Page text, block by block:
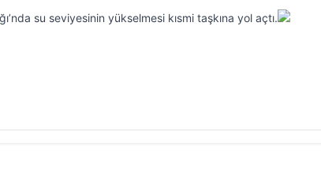
su seviyesinin yükselmesi kısmi taşkına yol açtı.